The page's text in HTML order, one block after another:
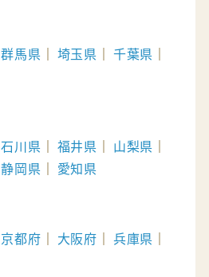
群馬県 埼玉県
千葉県
石川県 福井県
山梨県
静岡県 愛知県
京都府 大阪府
兵庫県